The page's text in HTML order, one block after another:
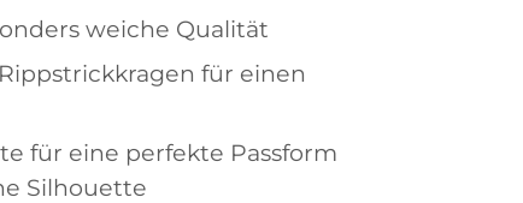
weiche Qualität
für einen
für eine perfekte Passform
Silhouette